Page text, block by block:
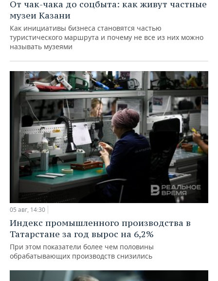
От чак-чака до соцбыта: как живут частные
музеи Казани
Как инициативы бизнеса становятся частью
туристического маршрута и почему не все из них можно
называть музеями
05 авг, 14:30
Индекс промышленного производства в
Татарстане за год вырос на 6,2%
При этом показатели более чем половины
обрабатывающих производств снизились